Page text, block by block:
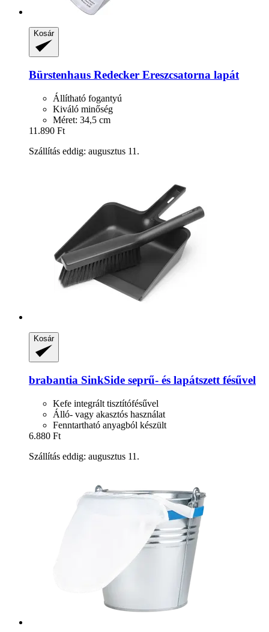
Kosár
Bürstenhaus Redecker Ereszcsatorna lapát
Állítható fogantyú
Kiváló minőség
Méret: 34,5 cm
11.890 Ft
Szállítás eddig: augusztus 11.
Kosár
brabantia SinkSide seprű-​ és lapátszett fésűvel
Kefe integrált tisztítófésűvel
Álló- vagy akasztós használat
Fenntartható anyagból készült
6.880 Ft
Szállítás eddig: augusztus 11.